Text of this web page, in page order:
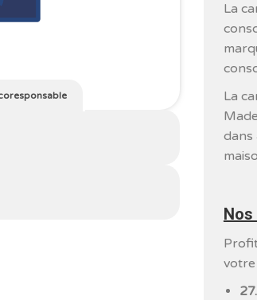
La
La
dans
votre